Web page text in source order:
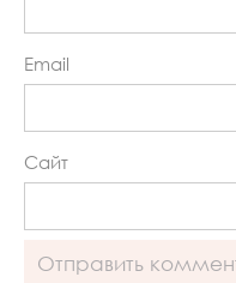
Email
Сайт